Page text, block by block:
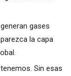
gases
la capa
Sin esas